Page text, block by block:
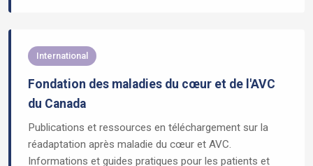
International
Fondation des maladies du cœur et de l'AVC
du Canada
Publications et ressources en téléchargement sur la
réadaptation après maladie du cœur et AVC.
Informations et guides pratiques pour les patients et